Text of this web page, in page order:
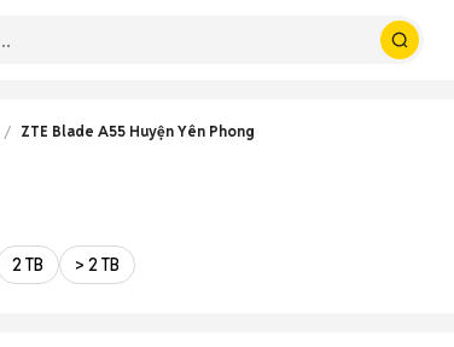
ZTE Blade A55 Huyện Yên Phong
2 TB > 2 TB